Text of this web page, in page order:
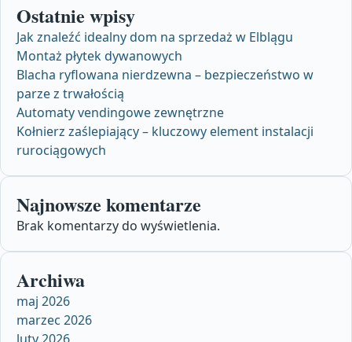
Ostatnie wpisy
Jak znaleźć idealny dom na sprzedaż w Elblągu
Montaż płytek dywanowych
Blacha ryflowana nierdzewna – bezpieczeństwo w
parze z trwałością
Automaty vendingowe zewnętrzne
Kołnierz zaślepiający – kluczowy element instalacji
rurociągowych
Najnowsze komentarze
Brak komentarzy do wyświetlenia.
Archiwa
maj 2026
marzec 2026